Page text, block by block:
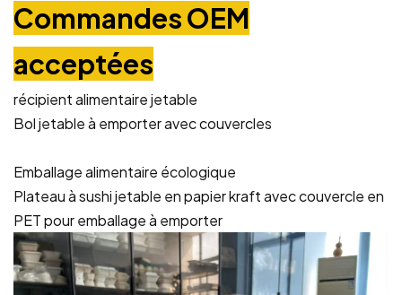
Commandes OEM
acceptées
récipient alimentaire jetable
Bol jetable à emporter avec couvercles
Emballage alimentaire écologique
Plateau à sushi jetable en papier kraft avec couvercle en
PET pour emballage à emporter